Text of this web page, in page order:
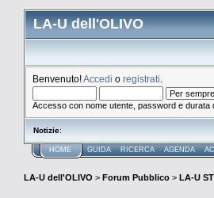
LA-U dell'OLIVO
Benvenuto!Accedi o registrati
Accesso con nome utente, password e durata
Notizie:
HOME GUIDA RICERCA AGENDA
LA-U dell'OLIVO > Forum Pubblico > LA-U